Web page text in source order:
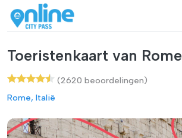
Toeristenkaart van Rome
(2620 beoordelingen)
Rome, Italië